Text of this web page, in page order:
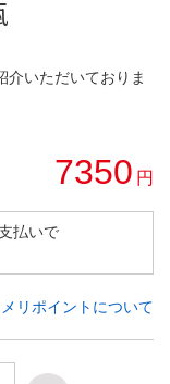
介いただいておりま
7350 円
払いで
メリポイントについて